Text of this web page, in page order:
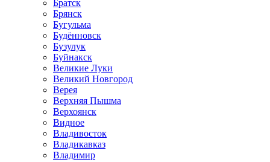
Братск
Брянск
Бугульма
Будённовск
Бузулук
Буйнакск
Великие Луки
Великий Новгород
Верея
Верхняя Пышма
Верхоянск
Видное
Владивосток
Владикавказ
Владимир